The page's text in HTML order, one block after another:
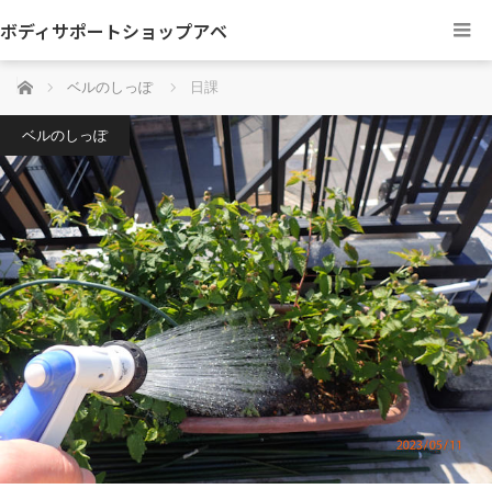
ボディサポートショップアベ
ホーム ベルのしっぽ 日課
ベルのしっぽ